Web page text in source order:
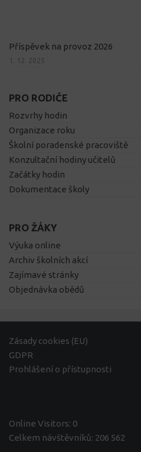
Příspěvek na provoz 2026
1. 12. 2025
PRO RODIČE
Rozvrhy hodin
Organizace roku
Školní poradenské pracoviště
Konzultační hodiny učitelů
Začátky hodin
Dokumentace školy
PRO ŽÁKY
Výuka online
Archiv školních akcí
Zajímavé stránky
Objednávka obědů
Zásady cookies (EU)
GDPR
Prohlášení o přístupnosti
Online Visitors: 0
Celkem návštěvníků: 206 562